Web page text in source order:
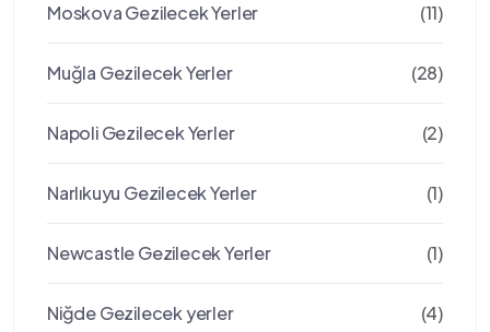
Moskova Gezilecek Yerler (11)
Muğla Gezilecek Yerler (28)
Napoli Gezilecek Yerler (2)
Narlıkuyu Gezilecek Yerler (1)
Newcastle Gezilecek Yerler (1)
Niğde Gezilecek yerler (4)